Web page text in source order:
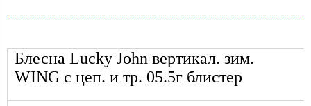
Блесна Lucky John вертикал. зим.
WING с цеп. и тр. 05.5г блистер